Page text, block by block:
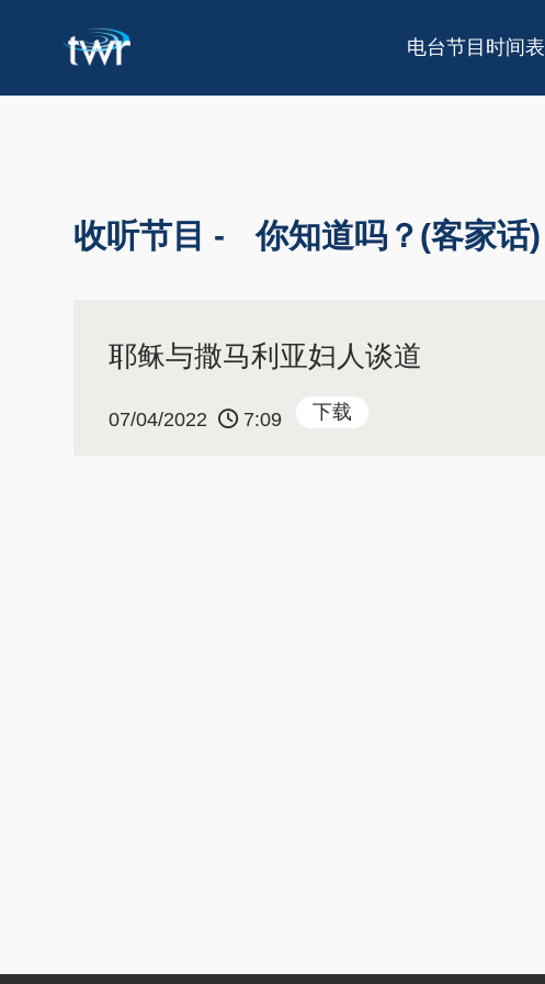
电台节目时间表
收听节目 - 你知道吗？(客家话)
耶稣与撒马利亚妇人谈道
07/04/2022 7:09 下载